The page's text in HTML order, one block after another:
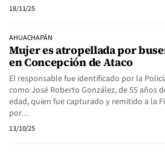
18/11/25
AHUACHAPÁN
Mujer es atropellada por
en Concepción de Ataco
El responsable fue identificado por la
como José Roberto González, de 55 años
edad, quien fue capturado y remitido a la
por…
13/10/25